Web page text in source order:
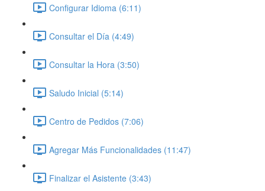
Configurar Idioma (6:11)
Consultar el Día (4:49)
Consultar la Hora (3:50)
Saludo Inicial (5:14)
Centro de Pedidos (7:06)
Agregar Más Funcionalidades (11:47)
Finalizar el Asistente (3:43)